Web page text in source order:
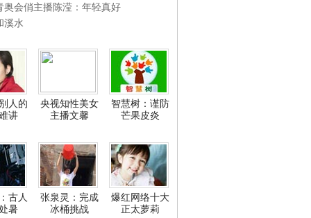
奥会俏主播陈滢：年轻真好
溪水
人的
讲
央视知性美女
主播文馨
智慧树：谨防
芒果皮炎
古人
暑
张泉灵：完成
冰桶挑战
爆红网络十大
正太萝莉